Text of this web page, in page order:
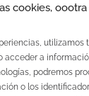
cookies, oootra
utilizamos
a
podremos
o los